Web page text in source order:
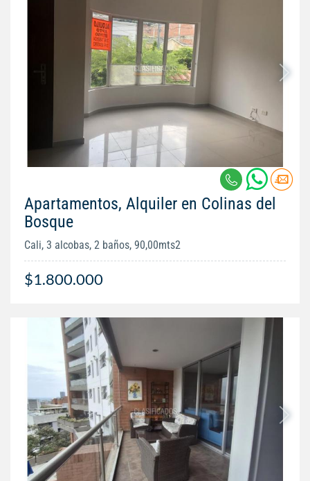
Apartamentos, Alquiler en Colinas del
Bosque
Cali, 3 alcobas, 2 baños, 90,00mts2
$1.800.000